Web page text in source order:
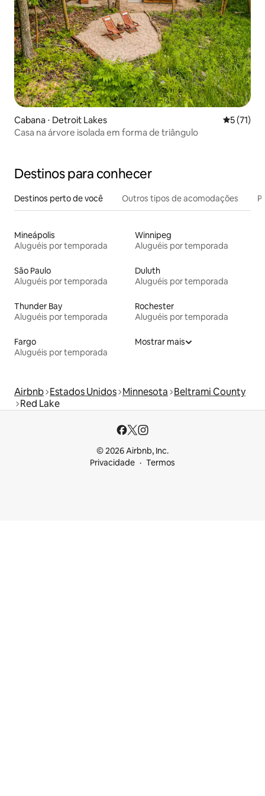
Cabana ⋅ Detroit Lakes 5 de uma
5 (71)
Casa na árvore isolada em forma de triângulo
Destinos para conhecer
Destinos perto de você Outros tipos de acomodações
Mineápolis
Aluguéis por temporada
Winnipeg
Aluguéis por temporada
São Paulo
Aluguéis por temporada
Duluth
Aluguéis por temporada
Thunder Bay
Aluguéis por temporada
Rochester
Aluguéis por temporada
Fargo
Aluguéis por temporada
Mostrar mais
Airbnb Estados Unidos Minnesota Beltrami County
Red Lake
© 2026 Airbnb, Inc.
Privacidade
Termos